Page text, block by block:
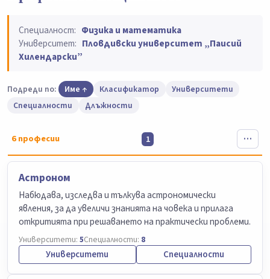
Специалност: Физика и математика
Университет: Пловдивски университет „Паисий
Хилендарски”
Подреди по: Име Класификатор
Университети
Специалности
Длъжности
6професии 1
Астроном
Набюдава, изследва и тълкува астрономически
явления, за да увеличи знанията на човека и прилага
откритията при решаването на практически проблеми.
Университети: 5Специалности: 8
Университети Специалности